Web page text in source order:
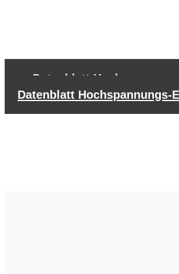
Datenblatt
Datenblatt Hochspannungs-